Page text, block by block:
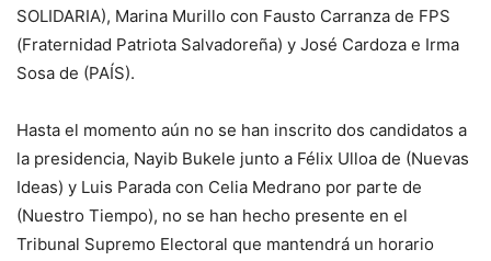
SOLIDARIA), Marina Murillo con Fausto Carranza de FPS
(Fraternidad Patriota Salvadoreña) y José Cardoza e Irma
Sosa de (PAÍS).
Hasta el momento aún no se han inscrito dos candidatos a
la presidencia, Nayib Bukele junto a Félix Ulloa de (Nuevas
Ideas) y Luis Parada con Celia Medrano por parte de
(Nuestro Tiempo), no se han hecho presente en el
Tribunal Supremo Electoral que mantendrá un horario